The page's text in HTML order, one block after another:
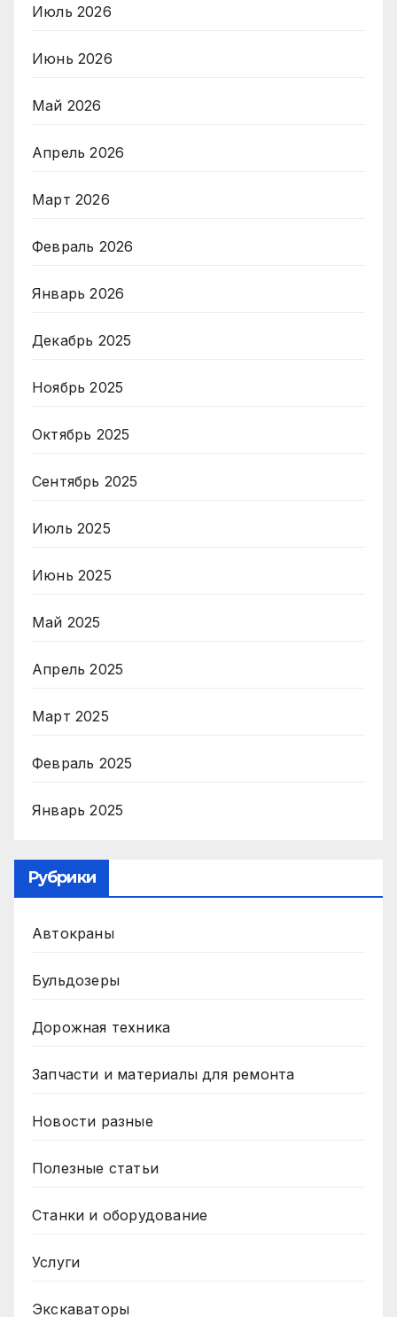
Июль 2026
Июнь 2026
Май 2026
Апрель 2026
Март 2026
Февраль 2026
Январь 2026
Декабрь 2025
Ноябрь 2025
Октябрь 2025
Сентябрь 2025
Июль 2025
Июнь 2025
Май 2025
Апрель 2025
Март 2025
Февраль 2025
Январь 2025
Рубрики
Автокраны
Бульдозеры
Дорожная техника
Запчасти и материалы для ремонта
Новости разные
Полезные статьи
Станки и оборудование
Услуги
Экскаваторы